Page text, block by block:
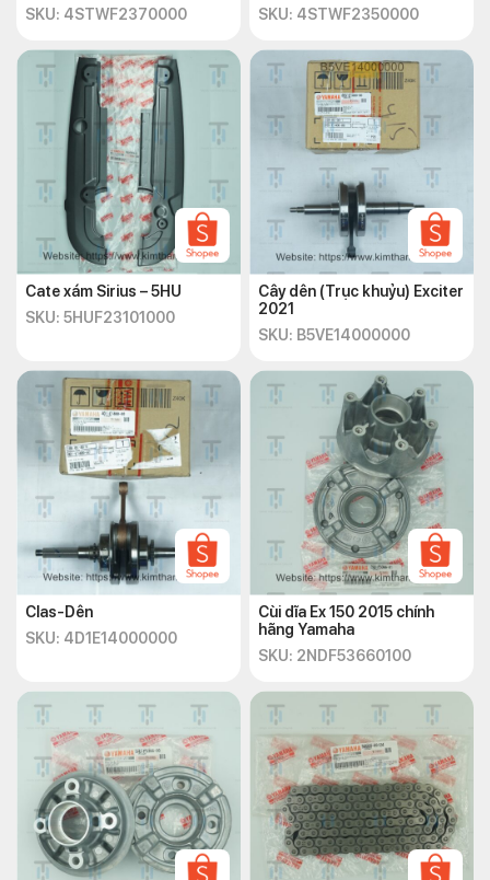
SKU: 4STWF2370000
SKU: 4STWF2350000
Cate xám Sirius – 5HU
SKU: 5HUF23101000
Cây dên (Trục khuỷu) Exciter
2021
SKU: B5VE14000000
Clas-Dên
SKU: 4D1E14000000
Cùi dĩa Ex 150 2015 chính
hãng Yamaha
SKU: 2NDF53660100